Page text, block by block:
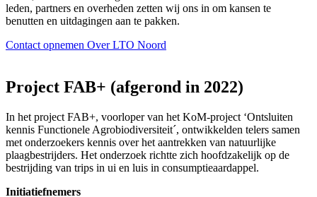
leden, partners en overheden zetten wij ons in om kansen te
benutten en uitdagingen aan te pakken.
Contact opnemen Over LTO Noord
Project FAB+ (afgerond in 2022)
In het project FAB+, voorloper van het KoM-project ‘Ontsluiten
kennis Functionele Agrobiodiversiteit´, ontwikkelden telers samen
met onderzoekers kennis over het aantrekken van natuurlijke
plaagbestrijders. Het onderzoek richtte zich hoofdzakelijk op de
bestrijding van trips in ui en luis in consumptieaardappel.
Initiatiefnemers